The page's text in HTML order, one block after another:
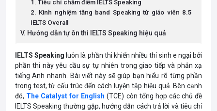
1. Tiêu chí chấm điểm IELTS Speaking
2. Kinh nghiệm tăng band Speaking từ giáo viên 8.5
IELTS Overall
V. Hướng dẫn tự ôn thi IELTS Speaking hiệu quả
IELTS Speaking luôn là phần thi khiến nhiều thí sinh e ngại bởi
phần thi này yêu cầu sự tự nhiên trong giao tiếp và phản xạ
tiếng Anh nhanh. Bài viết này sẽ giúp bạn hiểu rõ từng phần
trong test, từ cấu trúc đến cách luyện tập hiệu quả. Bên cạnh
đó, The Catalyst for English (TCE) còn tổng hợp các chủ đề
IELTS Speaking thường gặp, hướng dẫn cách trả lời và tiêu chí